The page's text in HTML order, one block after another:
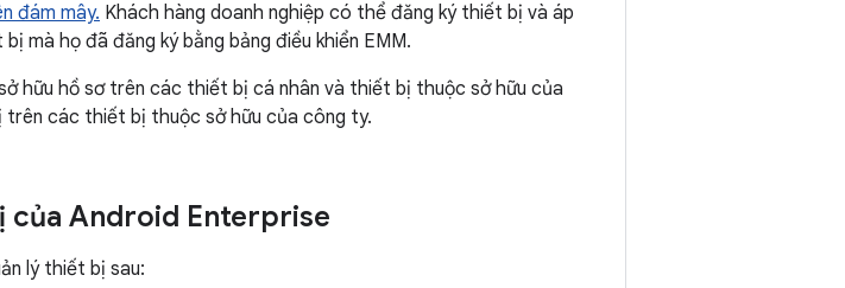
đám mây. Khách hàng doanh nghiệp có thể đăng ký thiết bị và áp
mà họ đã đăng ký bằng bảng điều khiển EMM.
hữu hồ sơ trên các thiết bị cá nhân và thiết bị thuộc sở hữu của
các thiết bị thuộc sở hữu của công ty.
của Android Enterprise
lý thiết bị sau: